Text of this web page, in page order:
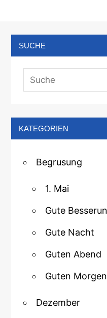
SUCHE
KATEGORIEN
Begrusung
1. Mai
Gute
Gute Nacht
Guten Abend
Guten Morgen
Dezember